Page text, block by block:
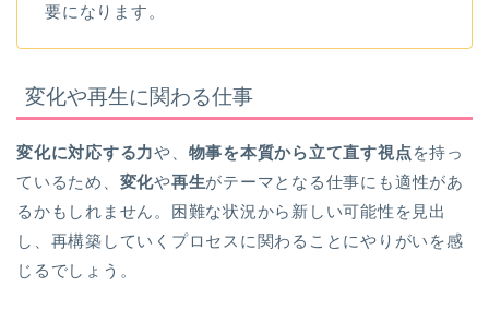
要になります。
変化や再生に関わる仕事
変化に対応する力や、 物事を本質から立て直す視点を持っ
ているため、 変化や再生がテーマとなる仕事にも適性があ
るかもしれません。困難な状況から新しい可能性を見出
し、再構築していくプロセスに関わることにやりがいを感
じるでしょう。